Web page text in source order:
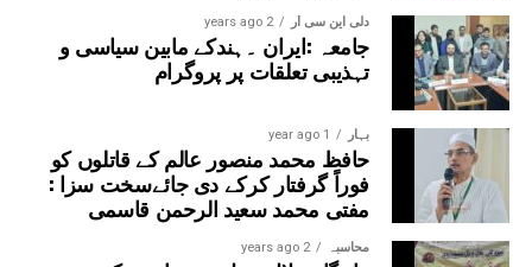
دلی این سی آر 2 years ago
جامعہ :ایران ۔ہندکے مابین سیاسی و
تہذیبی تعلقات پر پروگرام
بہار 1 year ago
حافظ محمد منصور عالم کے قاتلوں کو
فوراً گرفتار کرکے دی جائےسخت سزا :
مفتی محمد سعید الرحمن قاسمی
محاسبہ 2 years ago